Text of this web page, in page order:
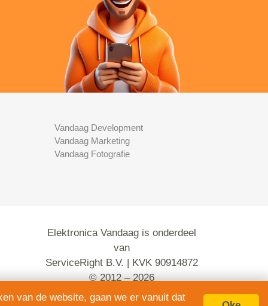
Vandaag Development
Vandaag Marketing
Vandaag Fotografie
Elektronica Vandaag is onderdeel
van
ServiceRight B.V. | KVK 90914872
© 2012 – 2026
alle rechten voorbehouden.
van de website, gaan we er vanuit dat